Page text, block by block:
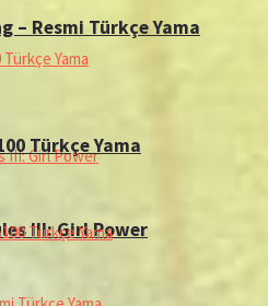
– Resmi Türkçe Yama
III: Girl Power
Türkçe Yama